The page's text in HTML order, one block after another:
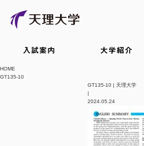
入試案内 大学紹介
HOME
GT135-10
GT135-10 | 天理大学
|
2024.05.24